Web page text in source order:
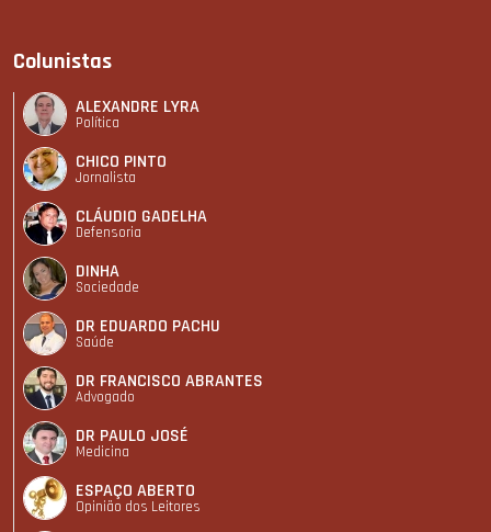
Colunistas
ALEXANDRE LYRA
Política
CHICO PINTO
Jornalista
CLÁUDIO GADELHA
Defensoria
DINHA
Sociedade
DR EDUARDO PACHU
Saúde
DR FRANCISCO ABRANTES
Advogado
DR PAULO JOSÉ
Medicina
ESPAÇO ABERTO
Opinião dos Leitores